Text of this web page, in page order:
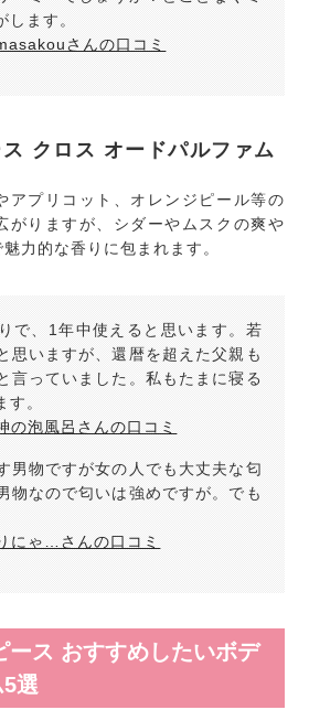
します。
さんの口コミ
クロス オードパルファム
アプリコット、オレンジピール等の
がりますが、シダーやムスクの爽や
力的な香りに包まれます。
で、1年中使えると思います。若
思いますが、還暦を超えた父親も
言っていました。私もたまに寝る
す。
の泡風呂さんの口コミ
男物ですが女の人でも大丈夫な匂
物なので匂いは強めですが。でも
にゃ…さんの口コミ
ース おすすめしたいボデ
選